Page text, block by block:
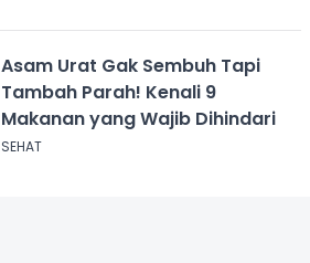
Asam Urat Gak Sembuh Tapi
Tambah Parah! Kenali 9
Makanan yang Wajib Dihindari
SEHAT